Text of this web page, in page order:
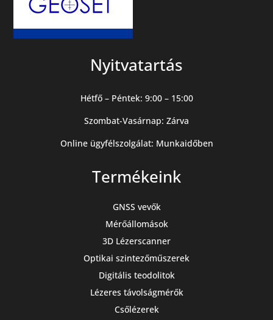
Nyitvatartás
Hétfő – Péntek: 9:00 – 15:00
Szombat-Vasárnap: Zárva
Online ügyfélszolgálat: Munkaidőben
Termékeink
GNSS vevők
Mérőállomások
3D Lézerscanner
Optikai szintezőműszerek
Digitális teodolitok
Lézeres távolságmérők
Csőlézerek